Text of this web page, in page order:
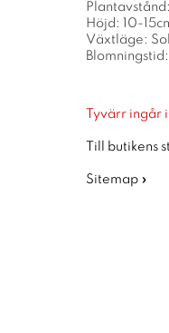
Höjd: 10-
Växtläge:
Tyvärr
Till butikens
Sitemap »